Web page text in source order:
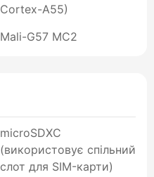
Cortex-A55)
Mali-G57 MC2
microSDXC
(використовує спільний
слот для SIM-карти)